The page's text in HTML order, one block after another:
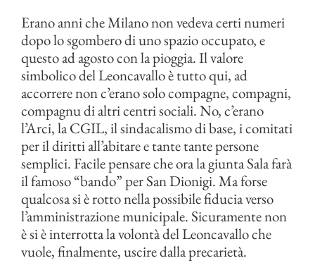
Erano anni che Milano non vedeva certi numeri
dopo lo sgombero di uno spazio occupato, e
questo ad agosto con la pioggia. Il valore
simbolico del Leoncavallo è tutto qui, ad
accorrere non c’erano solo compagne, compagni,
compagnu di altri centri sociali. No, c’erano
l’Arci, la CGIL, il sindacalismo di base, i comitati
per il diritti all’abitare e tante tante persone
semplici. Facile pensare che ora la giunta Sala farà
il famoso “bando” per San Dionigi. Ma forse
qualcosa si è rotto nella possibile fiducia verso
l’amministrazione municipale. Sicuramente non
è si è interrotta la volontà del Leoncavallo che
vuole, finalmente, uscire dalla precarietà.